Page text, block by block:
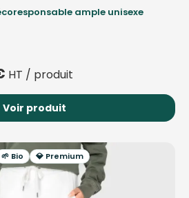
ample unisexe
HT / produit
Voir produit
🌱 Bio 💎 Premium